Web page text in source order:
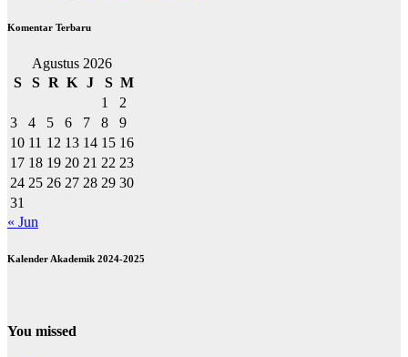
Komentar Terbaru
Agustus 2026
S
S R K J S M
1
2
3
4 5 6 7 8
9
10 11 12 13 14 15 16
17 18 19 20 21 22 23
24 25 26 27 28 29 30
31
« Jun
Kalender Akademik 2024-2025
You missed